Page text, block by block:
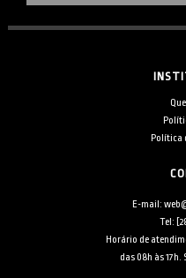
Política
E-mail:
Tel:
Horário de
das 08h às 17h.